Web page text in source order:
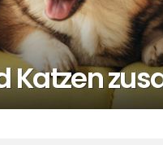
Katzen